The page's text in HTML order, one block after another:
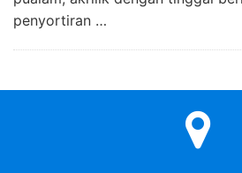
penyortiran …